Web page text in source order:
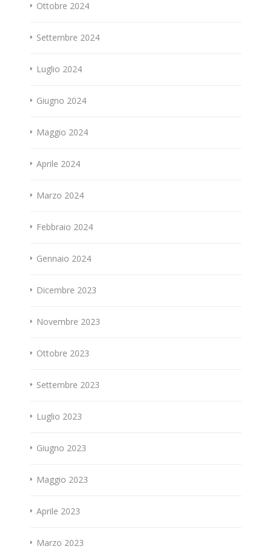
Ottobre 2024
Settembre 2024
Luglio 2024
Giugno 2024
Maggio 2024
Aprile 2024
Marzo 2024
Febbraio 2024
Gennaio 2024
Dicembre 2023
Novembre 2023
Ottobre 2023
Settembre 2023
Luglio 2023
Giugno 2023
Maggio 2023
Aprile 2023
Marzo 2023